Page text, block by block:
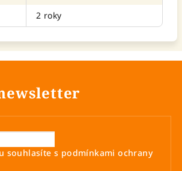
2 roky
souhlasíte s podmínkami ochrany